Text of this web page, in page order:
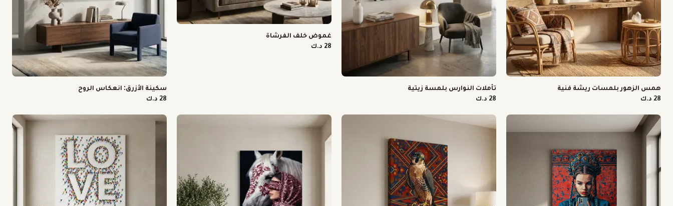
همس الزهور بلمسات ريشة فنية
28 د.ك
تأملات النوارس بلمسة زيتية
28 د.ك
غموض خلف الفرشاة
28 د.ك
سكينة الأزرق: انعكاس الروح
28 د.ك